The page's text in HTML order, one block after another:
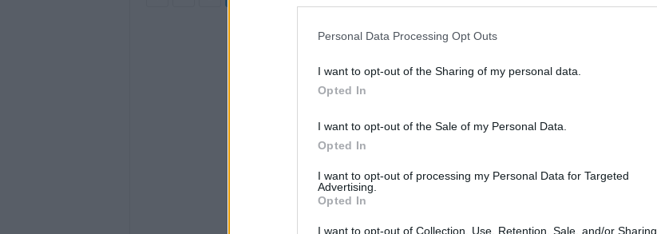
Personal Data Processing Opt Outs
I want to opt-out of the Sharing of my personal data.
Opted In
I want to opt-out of the Sale of my Personal Data.
Opted In
I want to opt-out of processing my Personal Data for Targeted
Advertising.
Opted In
I want to opt-out of Collection, Use, Retention, Sale, and/or Sharing